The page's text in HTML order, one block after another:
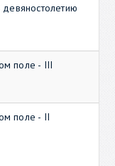
поле - III
поле - II